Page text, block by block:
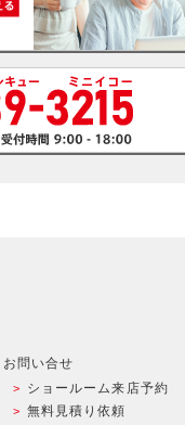
お問い合せ
ショールーム来店予約
無料見積り依頼